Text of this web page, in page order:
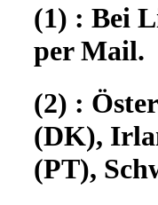
(1) : Bei
per Mail.
(2) :
(DK),
(PT),